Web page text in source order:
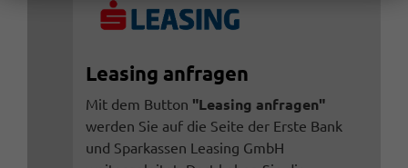
Leasing anfragen
Mit dem Button "Leasing anfragen"
werden Sie auf die Seite der Erste Bank
und Sparkassen Leasing GmbH